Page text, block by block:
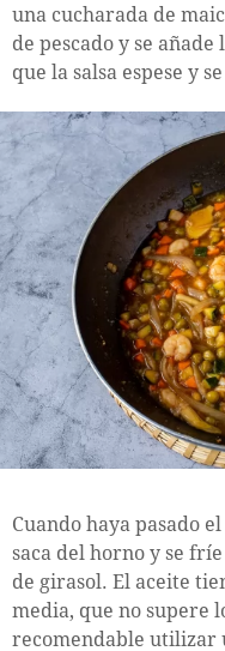
una cucharada de
de pescado y se
que la salsa espese y
Cuando haya pasado
saca del horno y se
de girasol. El aceite
media, que no supere
recomendable utilizar